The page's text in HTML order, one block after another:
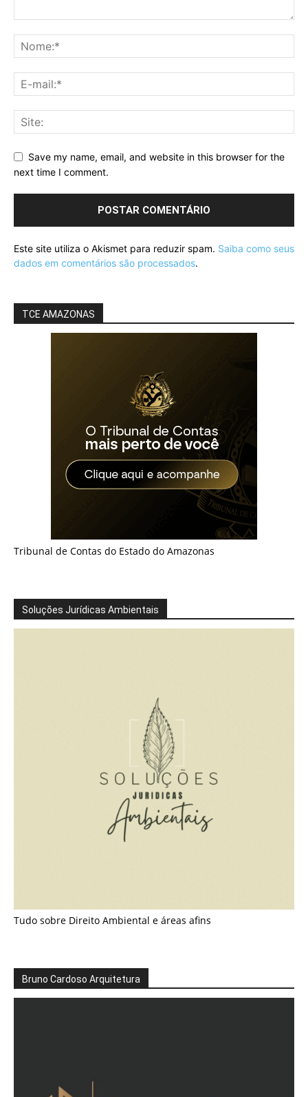
Save my name, email, and website in this browser for the
next time I comment.
Este site utiliza o Akismet para reduzir spam. Saiba como seus
dados em comentários são processados.
TCE AMAZONAS
Tribunal de Contas do Estado do Amazonas
Soluções Jurídicas Ambientais
Tudo sobre Direito Ambiental e áreas afins
Bruno Cardoso Arquitetura